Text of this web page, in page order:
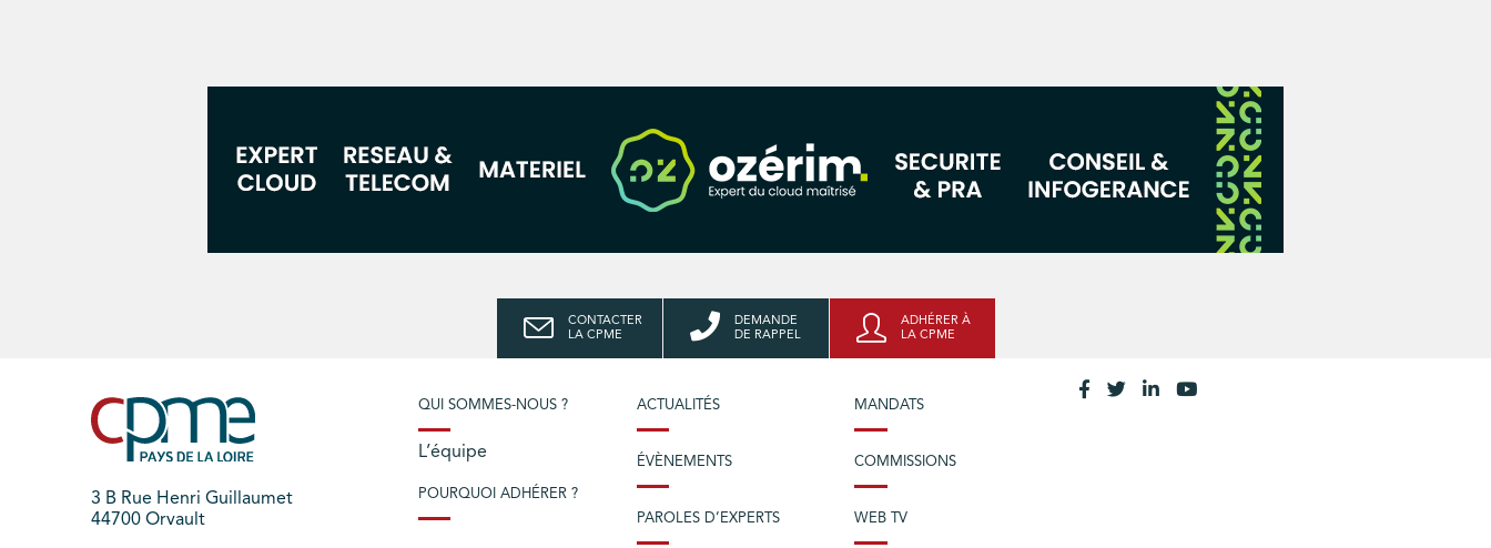
CONTACTER
LA CPME
DEMANDE
DE RAPPEL
ADHÉRER À
LA CPME
3 B Rue Henri Guillaumet
44700 Orvault
QUI SOMMES-NOUS ?
L’équipe
POURQUOI ADHÉRER ?
ACTUALITÉS
ÉVÈNEMENTS
PAROLES D’EXPERTS
MANDATS
COMMISSIONS
WEB TV